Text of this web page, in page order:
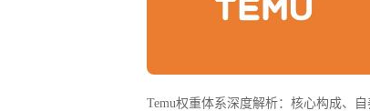
Temu权重体系深度解析：核心构成、自